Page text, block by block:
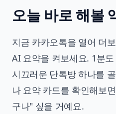
오늘 바로 해볼
지금 카카오톡을 열어 더
AI 요약을 켜보세요. 1분
시끄러운 단톡방 하나를
나 요약 카드를 확인해보
구나" 싶을 거예요.